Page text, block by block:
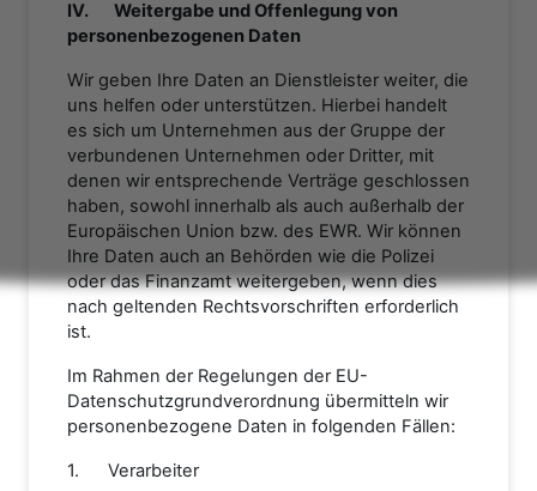
IV. Weitergabe und Offenlegung von
personenbezogenen Daten
Wir geben Ihre Daten an Dienstleister weiter, die
uns helfen oder unterstützen. Hierbei handelt
es sich um Unternehmen aus der Gruppe der
verbundenen Unternehmen oder Dritter, mit
denen wir entsprechende Verträge geschlossen
haben, sowohl innerhalb als auch außerhalb der
Europäischen Union bzw. des EWR. Wir können
Ihre Daten auch an Behörden wie die Polizei
oder das Finanzamt weitergeben, wenn dies
nach geltenden Rechtsvorschriften erforderlich
ist.
Im Rahmen der Regelungen der EU-
Datenschutzgrundverordnung übermitteln wir
personenbezogene Daten in folgenden Fällen:
1. Verarbeiter